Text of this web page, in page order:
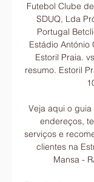
Futebol Clube de Arouca – Futebol, SDUQ, Lda Próximo jogo. Liga Portugal Betclic. 20/jan 15H30 Estádio António Coimbra da Mota. Estoril Praia. vs. FC Arouca Ver resumo. Estoril Praia, 13/ago 20H30, 10' ...

Veja aqui o guia mais completo de endereços, telefones, locais, serviços e recomendações feitas por clientes na Estr Bananal, Barra Mansa - RJ - GuiaMais

Estoril x Arouca 20. 1. 2024 AO VIVO | Futebol Estoril x Arouca livescore (20. 1. 2024) ; 13.01.24 · Estoril Moreirense ; 09.01.24 · Estoril FC Porto ; 05.01.24 · Sporting CP Estoril ; 30.12.23 · Estoril Farense ...

Um dos maiores eventos de MMA do mundo, Strikeforce realiza última edição neste sábado por João Pedro Alves Depois do Pride e do WEC, mais um evento comprado pela Zuffa, empresa dona do UFC, vai fechar as portas. Neste sábado (12), o Strikeforce, tido como principal concorrente do Ultimate até ser adquirido pelos irmãos Fertitta…

Mal no jogo, o São Bernardo descontou com Geandro mas em nenhum momento ameaçou a vitória do Santos. Com o resultado, o Santos se manteve na terceira colocação do Grupo D, agora com 13 pontos, na cola de Ponte Preta e Mirassol. Já o São Bernardo, é o terceiro colocado do Grupo A, com 9 pontos.

((GRATUITO*)) assistir Arouca x Estoril ao vivo 07/01/2023 — Análise do FC AroucaO FC Arouca está, neste momento, em 10º lugar no Campeonato Português. O time soma 19 pontos conquistados em 13 jogos, ...

Haute Ibirapuera é o residencial com todo o requinte necessário para um estilo de vida incomparável. Conheça a nova expressão do luxo contemporâneo no melhor da Vila Mariana, um bairro rodeado de comércio, hospitais, supermercados, colégios, arte e gastronomia.

Há 2 dias ponte preta . Ponte desanda no returno com Kleina e tem aproveitamento de time ameaçado . Retrospecto com o treinador é parecido a equipes que brigam contra o Z-4. Há 2 dias ponte preta . Presidente responde questionamentos do Conselho Deliberativo da Macaca.

ATENÇÃO: As informações inseridas aqui NÃO SERÃO direcionadas a empresa Aci e sim ao Coligado que irá avaliar e fazer os respectivos ajustes caso julgue necessário.

State Championship São Paulo 2004 Fifth Level (Série B-2) Participants TANABI Esporte Clube (Tanabi) Sociedade Esportiva VOTUPORANGA (Votuporanga) Clube Atlético PENAPOLENSE (Penápolis) PRUDENTINO Futebol Clube (Presidente Prudente) Clube Atlético ASSISENSE (Assis) GARÇA Futebol Clube (Garça) OSVALDO CRUZ Futebol Clube (Osvaldo Cruz.

Veja aqui algumas das organizações que já contribuiram para a Semana Contra a Pobreza e a Exclusão Social. Não fique de fora! Inscreva também a sua actividade! 1º Jardim Escola João de Deus da Figueira da Foz A Beneficente Academia Cultural e Social de Maceira Académico de Torres Vedras Ação Social das Paróquias de Torres…

Assistir Flamengo ao vivo nunca foi tão rápido e fácil, os melhores jogos do Flamengo é aqui no FuteMax.tv. Assistir Flamengo ao vivo nunca foi tão rápido e fácil,. Assistir Santos x Bahia ao vivo HD 31/10/2019. Assistir Guarani x Sport ao vivo online 31/10/2019.

GANA ACOMPANHA COSTA DO MARFIM NA PASSAGEM AOS QUARTOS-DE-FINAL GANA DEFRONTARÁ ANGOLA Como se esperava, a forte selecção do Gana, mesmo sem Essien, que nesta CAN não voltará a jogar, bateu o Burkina Faso por 1-0, com golo de Ayew, filho do famoso Abedi Pelé,.

O atacante Eduardo estreou no Treze (PB) com gol, no jogo de ontem com o Santa Cruz (PE), pela primeira rodada da Série C do Campeonato Brasileiro de 2019. A partida terminou empatada em 2 a 2. Em seu primeiro jogo depois do título do Campeonato Piauiense com o …

Imóveis Localiza - Viure Residencial – Ilha Pura – Barra da Tijuca Viure Residencial – Bairro ilha pura, 2 e 3 Quartos com 85m² a 115m² e Coberturas. Projeto das Construtoras Carvalho Hosken e Odebrecht, imóvel planta, investimento imobiliário, valor e preço viure, …

Ver todos os destinos Rio de Janeiro Fortaleza Brasília Bahia Salvador Nova York Londres Barcelona Paris Berlim Brasil Europa Asia América do Norte América do Sul África Oceania As últimas no minube Guias de Viagem Voos Hotéis Linhas aéreas voos-low-cost Mapa. Mapa e Plano turístico de Porto Rico: Todos as atrações e pontos.

Transmissao Paysandu x Ponte Preta Ao Vivo. Por Redacao 07/08/2018 - 14:32 hs. Deixe seu Comentário. Veja mais. Transmissão Ao Vivo. Como Assistir Indepediente Del Valle x Corinthians ao vivo - Copa Sulamericana 2019. Transmissão Ao Vivo.

Bilhetes Liga Portugal - Continente Feed Ver calendário. Como adquirir os Estoril Praia. Boavista FC. Estoril | Estádio António Coimbra da Mota. FC Porto. Terminado. 1 - 1. FC Arouca.